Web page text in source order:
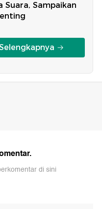
Suara, Sampaikan
di sini